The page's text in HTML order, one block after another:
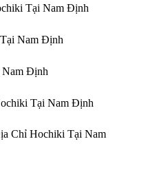
Tại Nam Định
Nam Định
Nam Định
Tại Nam Định
Chỉ Hochiki Tại Nam